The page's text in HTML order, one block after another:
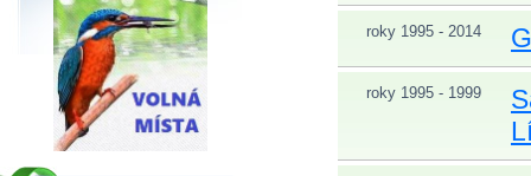
roky 1995 - 2014
roky 1995 - 1999